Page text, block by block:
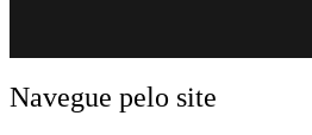
Navegue pelo site